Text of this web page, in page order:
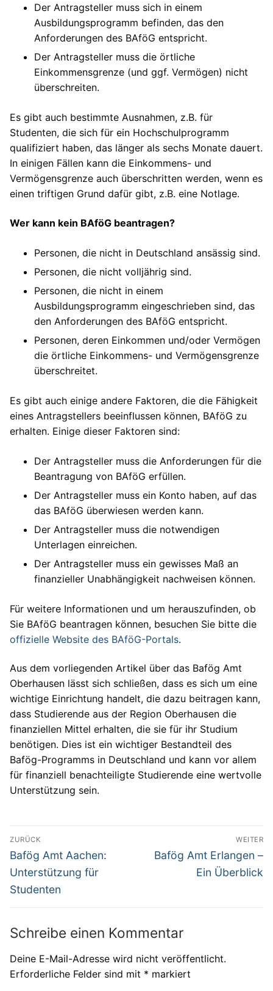
Der Antragsteller muss sich in einem
Ausbildungsprogramm befinden, das den
Anforderungen des BAföG entspricht.
Der Antragsteller muss die örtliche
Einkommensgrenze (und ggf. Vermögen) nicht
überschreiten.
Es gibt auch bestimmte Ausnahmen, z.B. für
Studenten, die sich für ein Hochschulprogramm
qualifiziert haben, das länger als sechs Monate dauert.
In einigen Fällen kann die Einkommens- und
Vermögensgrenze auch überschritten werden, wenn es
einen triftigen Grund dafür gibt, z.B. eine Notlage.
Wer kann kein BAföG beantragen?
Personen, die nicht in Deutschland ansässig sind.
Personen, die nicht volljährig sind.
Personen, die nicht in einem
Ausbildungsprogramm eingeschrieben sind, das
den Anforderungen des BAföG entspricht.
Personen, deren Einkommen und/oder Vermögen
die örtliche Einkommens- und Vermögensgrenze
überschreitet.
Es gibt auch einige andere Faktoren, die die Fähigkeit
eines Antragstellers beeinflussen können, BAföG zu
erhalten. Einige dieser Faktoren sind:
Der Antragsteller muss die Anforderungen für die
Beantragung von BAföG erfüllen.
Der Antragsteller muss ein Konto haben, auf das
das BAföG überwiesen werden kann.
Der Antragsteller muss die notwendigen
Unterlagen einreichen.
Der Antragsteller muss ein gewisses Maß an
finanzieller Unabhängigkeit nachweisen können.
Für weitere Informationen und um herauszufinden, ob
Sie BAföG beantragen können, besuchen Sie bitte die
offizielle Website des BAföG-Portals.
Aus dem vorliegenden Artikel über das Bafög Amt
Oberhausen lässt sich schließen, dass es sich um eine
wichtige Einrichtung handelt, die dazu beitragen kann,
dass Studierende aus der Region Oberhausen die
finanziellen Mittel erhalten, die sie für ihr Studium
benötigen. Dies ist ein wichtiger Bestandteil des
Bafög-Programms in Deutschland und kann vor allem
für finanziell benachteiligte Studierende eine wertvolle
Unterstützung sein.
Beitragsnavigation
ZURÜCK
Vorheriger
Beitrag:
Bafög Amt Aachen:
Unterstützung für
Studenten
WEITER
Nächster
Bafög Amt Erlangen –
Ein Überblick
Schreibe einen Kommentar
Deine E-Mail-Adresse wird nicht veröffentlicht.
Erforderliche Felder sind mit * markiert